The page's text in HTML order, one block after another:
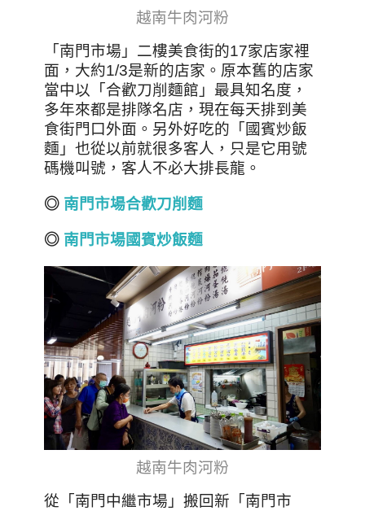
越南牛肉河粉
「南門市場」二樓美食街的17家店家裡
面，大約1/3是新的店家。原本舊的店家
當中以「合歡刀削麵館」最具知名度，
多年來都是排隊名店，現在每天排到美
食街門口外面。另外好吃的「國賓炒飯
麵」也從以前就很多客人，只是它用號
碼機叫號，客人不必大排長龍。
◎ 南門市場合歡刀削麵
◎ 南門市場國賓炒飯麵
越南牛肉河粉
從「南門中繼市場」搬回新「南門市